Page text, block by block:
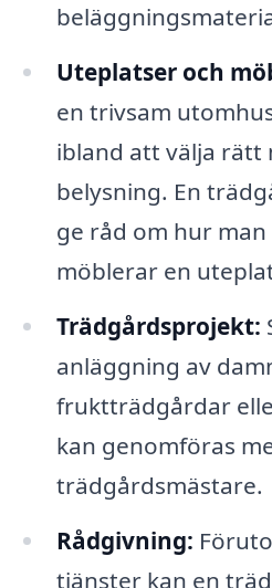
Uteplatser och
en trivsam
ibland att välja rätt
belysning. En
ge råd om hur
möblerar en
Trädgårdsprojekt:
anläggning av
fruktträdgårdar
kan genomföras
trädgårdsmästare.
Rådgivning:
tjänster kan en